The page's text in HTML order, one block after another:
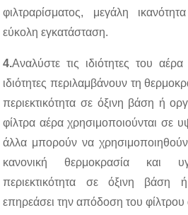
φιλτραρίσματος, μεγάλη
εύκολη εγκατάσταση.
4.Αναλύστε τις ιδιότητες του
ιδιότητες περιλαμβάνουν τη
περιεκτικότητα σε όξινη βάση ή
φίλτρα αέρα χρησιμοποιούνται σε
άλλα μπορούν να
κανονική θερμοκρασία και
περιεκτικότητα σε όξινη βάση
επηρεάσει την απόδοση του φίλτρου